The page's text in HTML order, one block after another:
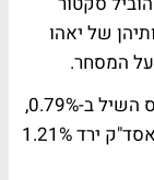
של יאהו
על המסחר.
בסגירת המסחר בוול סטריט, מדד הדאו ג'ונס השיל ב-0.79%,
מדד הS&P500 איבד 0.81% ואילו מדד הנאסד"ק ירד 1.21%